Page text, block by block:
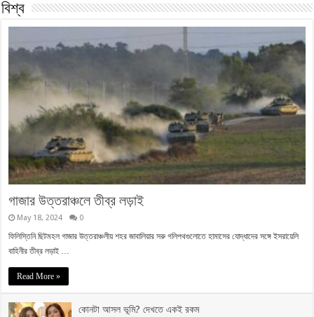
বিশ্ব
গাজার উত্তরাঞ্চলে তীব্র লড়াই
May 18, 2024 0
ফিলিস্তিনি ছিটমহল গাজার উত্তরাঞ্চলীয় শহর জাবালিয়ার সরু গলিপথগুলোতে হামাসের যোদ্ধাদের সঙ্গে ইসরায়েলি
বাহিনীর তীব্র লড়াই …
Read More »
কোনটা আসল ভূমি? দেখতে একই রকম